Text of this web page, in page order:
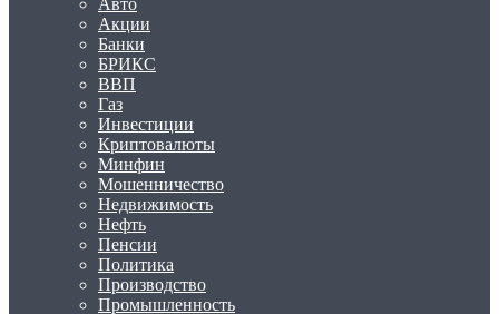
Авто
Акции
Банки
БРИКС
ВВП
Газ
Инвестиции
Криптовалюты
Минфин
Мошенничество
Недвижимость
Нефть
Пенсии
Политика
Производство
Промышленность